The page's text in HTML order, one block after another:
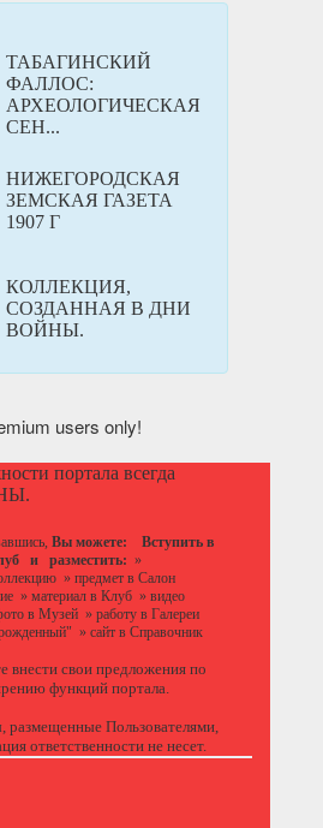
ТАБАГИНСКИЙ
ФАЛЛОС:
АРХЕОЛОГИЧЕСКАЯ
СЕН...
НИЖЕГОРОДСКАЯ
ЗЕМСКАЯ ГАЗЕТА
1907 Г
КОЛЛЕКЦИЯ,
СОЗДАННАЯ В ДНИ
ВОЙНЫ.
users only!
портала всегда
Вы можете:
Вступить в
и разместить: »
» предмет в Салон
» материал в Клуб» видео
в Музей» работу в Галереи
» сайт в Справочник
внести свои предложенияпо
функций портала.
размещенные Пользователями,
ответственности не несет.